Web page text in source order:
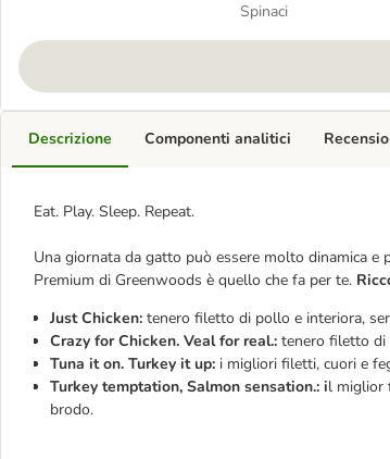
Spinaci
Descrizione
Eat. Play. Sleep. Repeat.
Una giornata da gatto può essere molto dinamica
Premium di Greenwoods è quello che fa per te.
Just Chicken: tenero filetto di pollo e interiora,
Crazy for Chicken. Veal for real.: tenero filetto di
Tuna it on. Turkey it up: i migliori filetti, cuori e
Turkey temptation, Salmon sensation.: il miglior
brodo.
Componenti analitici